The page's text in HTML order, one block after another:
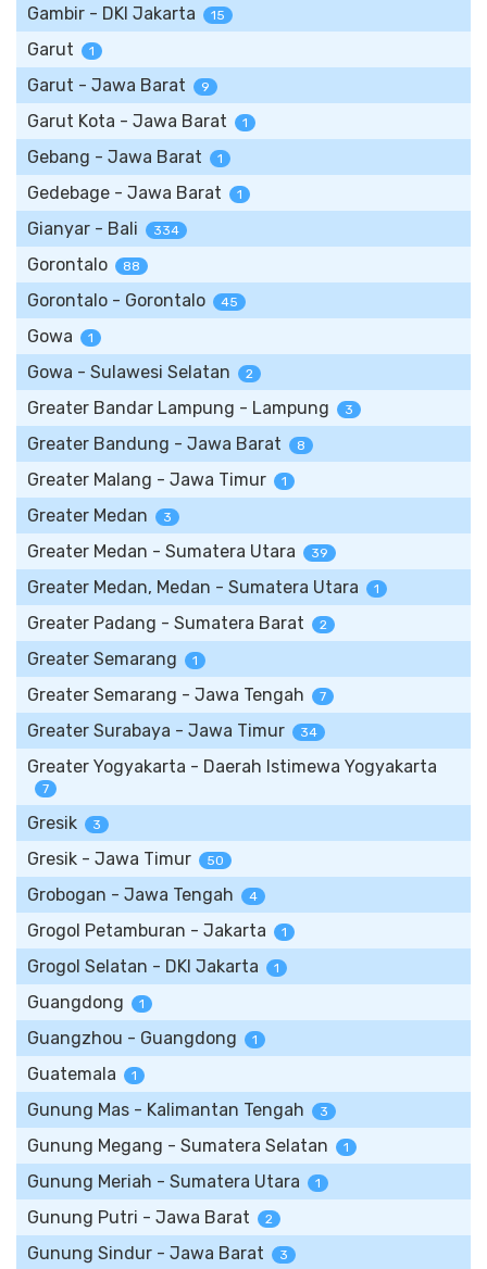
Gambir - DKI Jakarta 15
Garut 1
Garut - Jawa Barat 9
Garut Kota - Jawa Barat 1
Gebang - Jawa Barat 1
Gedebage - Jawa Barat 1
Gianyar - Bali 334
Gorontalo 88
Gorontalo - Gorontalo 45
Gowa 1
Gowa - Sulawesi Selatan 2
Greater Bandar Lampung - Lampung 3
Greater Bandung - Jawa Barat 8
Greater Malang - Jawa Timur 1
Greater Medan 3
Greater Medan - Sumatera Utara 39
Greater Medan, Medan - Sumatera Utara 1
Greater Padang - Sumatera Barat 2
Greater Semarang 1
Greater Semarang - Jawa Tengah 7
Greater Surabaya - Jawa Timur 34
Greater Yogyakarta - Daerah Istimewa Yogyakarta
7
Gresik 3
Gresik - Jawa Timur 50
Grobogan - Jawa Tengah 4
Grogol Petamburan - Jakarta 1
Grogol Selatan - DKI Jakarta 1
Guangdong 1
Guangzhou - Guangdong 1
Guatemala 1
Gunung Mas - Kalimantan Tengah 3
Gunung Megang - Sumatera Selatan 1
Gunung Meriah - Sumatera Utara 1
Gunung Putri - Jawa Barat 2
Gunung Sindur - Jawa Barat 3